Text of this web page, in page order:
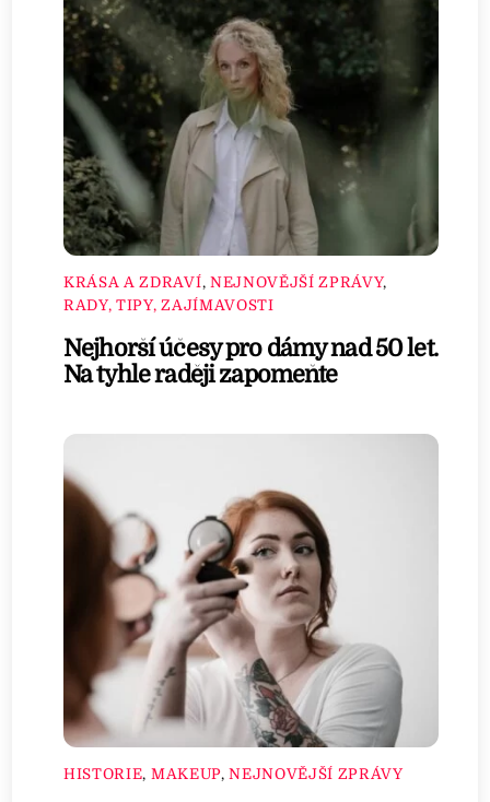
KRÁSA A ZDRAVÍ, NEJNOVĚJŠÍ ZPRÁVY,
RADY, TIPY, ZAJÍMAVOSTI
Nejhorší účesy pro dámy nad 50 let.
Na tyhle raději zapomeňte
HISTORIE, MAKEUP,NEJNOVĚJŠÍ ZPRÁVY